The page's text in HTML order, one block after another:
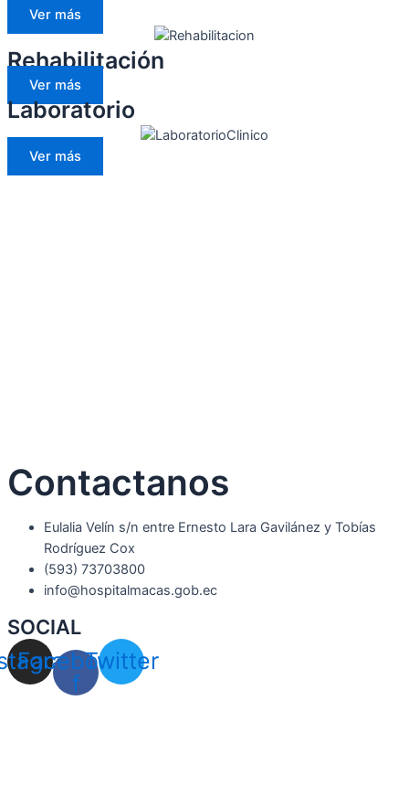
Ver más
Rehabilitación
Ver más
Laboratorio
Ver más
Contactanos
Eulalia Velín s/n entre Ernesto Lara Gavilánez y Tobías
Rodríguez Cox
(593) 73703800​
info@hospitalmacas.gob.ec
SOCIAL
Facebook-
f
Twitter